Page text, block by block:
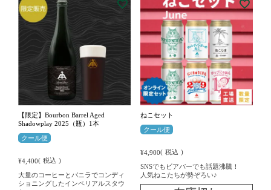
【限定】Bourbon Barrel Aged
Shadowplay 2025（瓶）1本
クール便
¥4,400
税込
大量のコーヒーとバニラでコンディ
ショニングしたインペリアルスタウ
ねこセット
クール便
¥4,900
税込
SNSでもビアバーでも話題沸騰！
人気ねこたちが勢ぞろい♪